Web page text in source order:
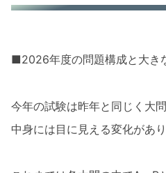
■2026年度の問題構成と大き
今年の試験は昨年と同じく大
中身には目に見える変化があり